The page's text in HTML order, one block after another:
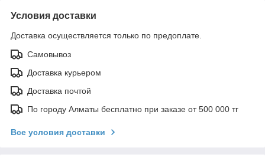
Условия доставки
Доставка осуществляется только по предоплате.
Самовывоз
Доставка курьером
Доставка почтой
По городу Алматы бесплатно при заказе от 500 000 тг
Все условия доставки